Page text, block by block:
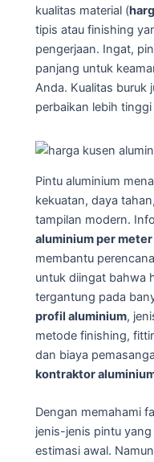
kualitas material (
tipis atau finishing
pengerjaan. Ingat,
panjang untuk
Anda. Kualitas buruk
perbaikan lebih
Pintu aluminium
kekuatan, daya
tampilan modern.
aluminium per meter
membantu
untuk diingat bahwa
tergantung pada
profil aluminium,
metode finishing,
dan biaya
kontraktor
Dengan memahami
jenis-jenis pintu
estimasi awal.